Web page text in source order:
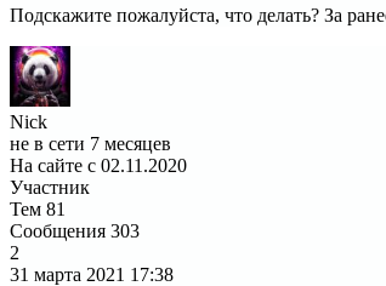
Подскажите пожалуйста, что делать? За
Nick
не в сети 7 месяцев
На сайте с 02.11.2020
Участник
Тем 81
Сообщения 303
2
31 марта 2021 17:38